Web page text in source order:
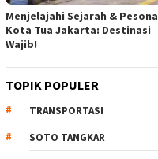
Menjelajahi Sejarah & Pesona
Kota Tua Jakarta: Destinasi
Wajib!
TOPIK POPULER
TRANSPORTASI
SOTO TANGKAR